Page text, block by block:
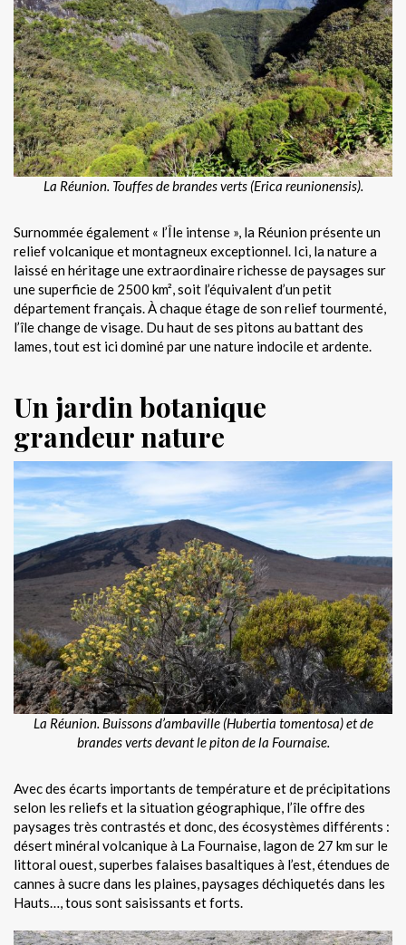
La Réunion. Touffes de brandes verts (Erica reunionensis).
Surnommée également « l’Île intense », la Réunion présente un
relief volcanique et montagneux exceptionnel. Ici, la nature a
laissé en héritage une extraordinaire richesse de paysages sur
une superficie de 2500 km², soit l’équivalent d’un petit
département français. À chaque étage de son relief tourmenté,
l’île change de visage. Du haut de ses pitons au battant des
lames, tout est ici dominé par une nature indocile et ardente.
Un jardin botanique
grandeur nature
La Réunion. Buissons d’ambaville (Hubertia tomentosa)et de
brandes vertsdevant le piton de la Fournaise.
Avec des écarts importants de température et de précipitations
selon les reliefs et la situation géographique, l’île offre des
paysages très contrastés et donc, des écosystèmes différents :
désert minéral volcanique à La Fournaise, lagon de 27 km sur le
littoral ouest, superbes falaises basaltiques à l’est, étendues de
cannes à sucre dans les plaines, paysages déchiquetés dans les
Hauts…, tous sont saisissants et forts.